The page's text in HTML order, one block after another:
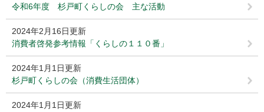
令和6年度 杉戸町くらしの会 主な活動
2024年2月16日更新
消費者啓発参考情報「くらしの１１０番」
2024年1月1日更新
杉戸町くらしの会（消費生活団体）
2024年1月1日更新